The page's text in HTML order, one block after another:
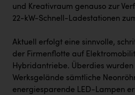
und Kreativraum genauso zur
22-kW-Schnell-Ladestationen
Aktuell erfolgt eine sinnvolle,
der Firmenflotte auf
Hybridantriebe. Überdies
Werksgelände sämtliche
energiesparende LED-Lampen